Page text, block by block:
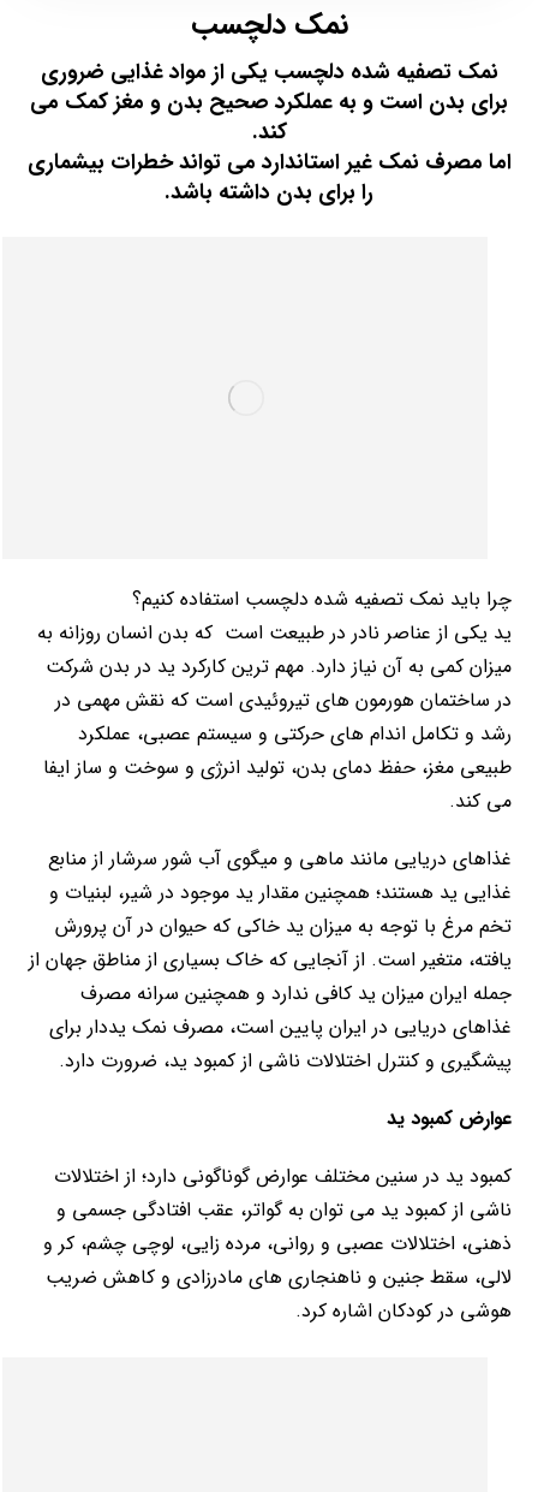
نمک دلچسب
نمک تصفیه شده دلچسب یکی از مواد غذایی ضروری
برای بدن است و به عملکرد صحیح بدن و مغز کمک می
کند.
اما مصرف نمک غیر استاندارد می تواند خطرات بیشماری
را برای بدن داشته باشد.
چرا باید نمک تصفیه شده دلچسب استفاده کنیم؟
ید یکی از عناصر نادر در طبیعت است که بدن انسان روزانه به
میزان کمی به آن نیاز دارد. مهم ترین کارکرد ید در بدن شرکت
در ساختمان هورمون های تیروئیدی است که نقش مهمی در
رشد و تکامل اندام های حرکتی و سیستم عصبی، عملکرد
طبیعی مغز، حفظ دمای بدن، تولید انرژی و سوخت و ساز ایفا
می کند.
غذاهای دریایی مانند ماهی و میگوی آب شور سرشار از منابع
غذایی ید هستند؛ همچنین مقدار ید موجود در شیر، لبنیات و
تخم مرغ با توجه به میزان ید خاکی که حیوان در آن پرورش
یافته، متغیر است. از آنجایی که خاک بسیاری از مناطق جهان از
جمله ایران میزان ید کافی ندارد و همچنین سرانه مصرف
غذاهای دریایی در ایران پایین است، مصرف نمک یددار برای
پیشگیری و کنترل اختلالات ناشی از کمبود ید، ضرورت دارد.
عوارض کمبود ید
کمبود ید در سنین مختلف عوارض گوناگونی دارد؛ از اختلالات
ناشی از کمبود ید می توان به گواتر، عقب افتادگی جسمی و
ذهنی، اختلالات عصبی و روانی، مرده زایی، لوچی چشم، کر و
لالی، سقط جنین و ناهنجاری های مادرزادی و کاهش ضریب
هوشی در کودکان اشاره کرد.